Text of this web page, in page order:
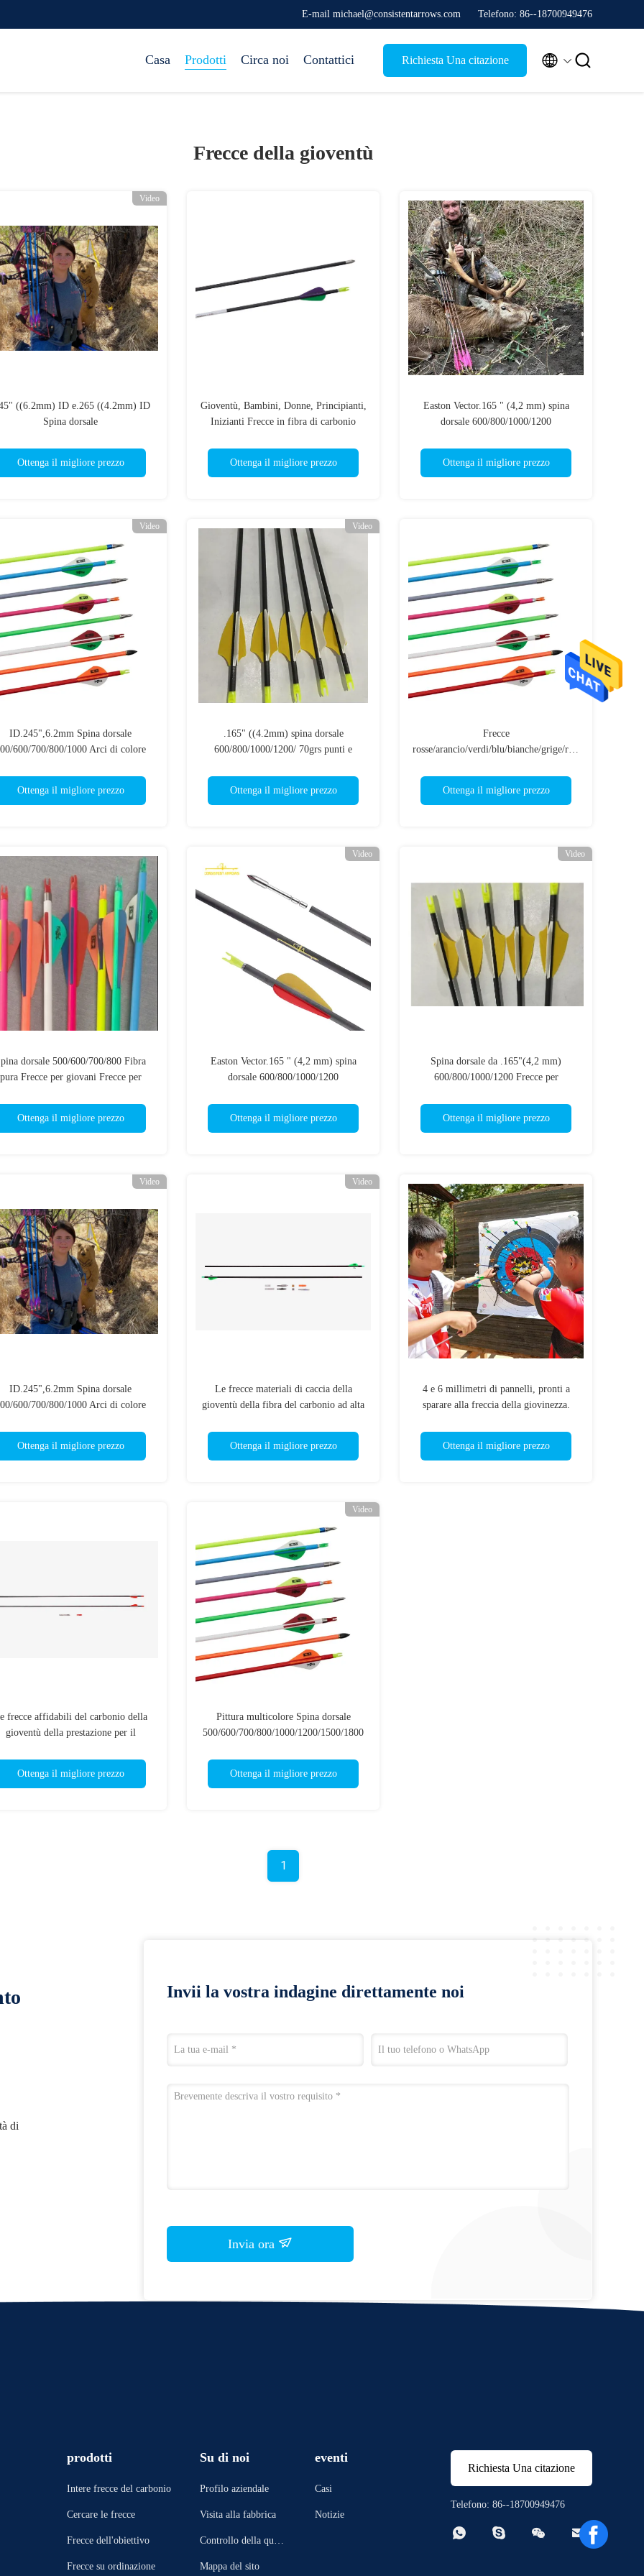
E-mail michael@consistentarrows.com Telefono: 86--18700949476
Casa Prodotti Circa noi Contattici Richiesta Una citazione  
Frecce della gioventù
Video
((6.2mm) ID e.265 ((4.2mm) ID
Spina dorsale
Ottenga il migliore prezzo
Gioventù, Bambini, Donne, Principianti,
Inizianti Frecce in fibra di carbonio
Ottenga il migliore prezzo
Easton Vector.165 " (4,2 mm) spina
dorsale 600/800/1000/1200
Ottenga il migliore prezzo
Video
ID.245",6.2mm Spina dorsale
600/700/800/1000 Arci di colore
Ottenga il migliore prezzo
Video
.165" ((4.2mm) spina dorsale
600/800/1000/1200/ 70grs punti e
Ottenga il migliore prezzo
Frecce
rosse/arancio/verdi/blu/bianche/grige/rosa
spina dorsale 400/50/600/700/800/1000
Ottenga il migliore prezzo
dorsale 500/600/700/800 Fibra
pura Frecce per giovani Frecce per
Ottenga il migliore prezzo
Video
Easton Vector.165 " (4,2 mm) spina
dorsale 600/800/1000/1200
Ottenga il migliore prezzo
Video
Spina dorsale da .165"(4,2 mm)
600/800/1000/1200 Frecce per
punte da 70 gr e alette/piume da 1,75/2"
Fletched
Ottenga il migliore prezzo
Video
ID.245",6.2mm Spina dorsale
600/700/800/1000 Arci di colore
Ottenga il migliore prezzo
Video
Le frecce materiali di caccia della
gioventù della fibra del carbonio ad alta
Ottenga il migliore prezzo
4 e 6 millimetri di pannelli, pronti a
sparare alla freccia della giovinezza.
Ottenga il migliore prezzo
frecce affidabili del carbonio della
gioventù della prestazione per il
composto Recurve l'arco
Ottenga il migliore prezzo
Video
Pittura multicolore Spina dorsale
500/600/700/800/1000/1200/1500/1800
Ottenga il migliore prezzo
1
di
Invii la vostra indagine direttamente noi
Invia ora
prodotti
Intere frecce del carbonio
Cercare le frecce
Frecce dell'obiettivo
Frecce su ordinazione
Su di noi
Profilo aziendale
Visita alla fabbrica
Controllo della quali
Mappa del sito
eventi
Casi
Notizie
Richiesta Una citazione
Telefono: 86--18700949476
   